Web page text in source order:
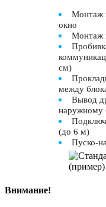
Монтаж
окно
Монтаж
см)
между
Вывод
наружному
(до 6 м)
Пуско-
Внимание!